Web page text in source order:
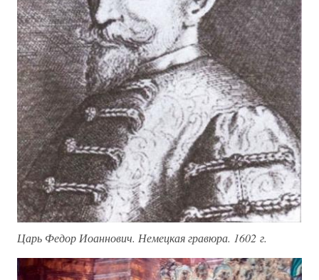
Царь Федор Иоаннович. Немецкая гравюра. 1602 г.